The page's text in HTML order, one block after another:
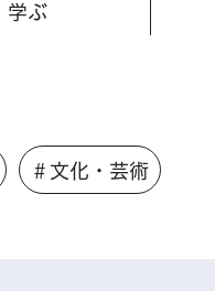
学ぶ
＃文化・芸術